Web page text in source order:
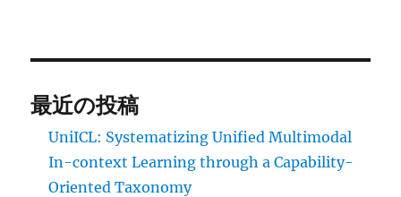
最近の投稿
UniICL: Systematizing Unified Multimodal
In-context Learning through a Capability-
Oriented Taxonomy